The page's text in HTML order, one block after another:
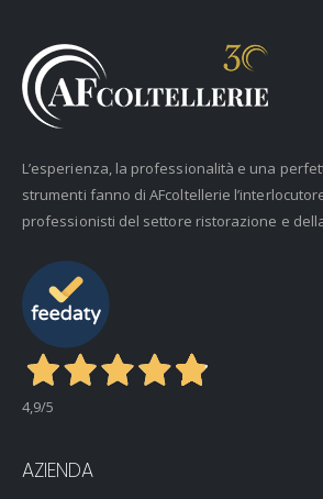
L’esperienza, la professionalità e una
strumenti fanno di AFcoltellerie
professionisti del settore ristorazione e
4,9/5
AZIENDA